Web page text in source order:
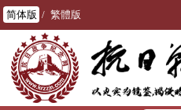
简体版 / 繁體版